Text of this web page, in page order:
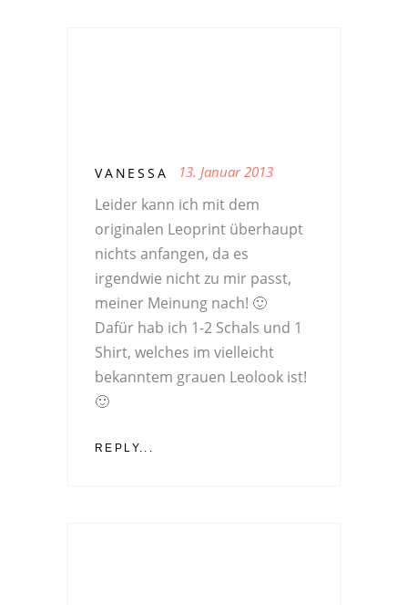
VANESSA 13. Januar 2013
Leider kann ich mit dem
originalen Leoprint überhaupt
nichts anfangen, da es
irgendwie nicht zu mir passt,
meiner Meinung nach! 🙂
Dafür hab ich 1-2 Schals und 1
Shirt, welches im vielleicht
bekanntem grauen Leolook ist!
🙂
REPLY...